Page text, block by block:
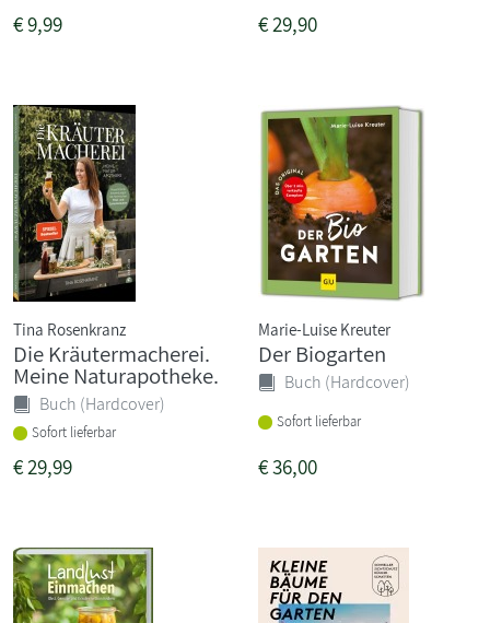
€9,99 €29,90
Tina Rosenkranz
Die Kräutermacherei.
Meine Naturapotheke.
Buch (Hardcover)
Sofort lieferbar
€29,99
Marie-Luise Kreuter
Der Biogarten
Buch (Hardcover)
Sofort lieferbar
€36,00